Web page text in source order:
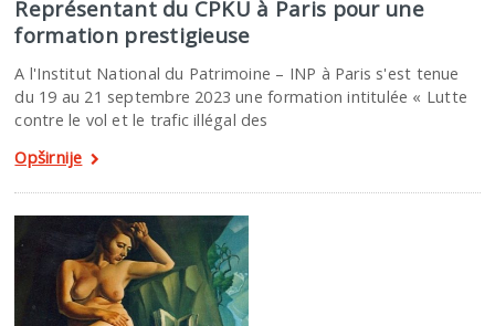
Représentant du CPKU à Paris pour une
formation prestigieuse
A l'Institut National du Patrimoine – INP à Paris s'est tenue
du 19 au 21 septembre 2023 une formation intitulée « Lutte
contre le vol et le trafic illégal des
Opširnije